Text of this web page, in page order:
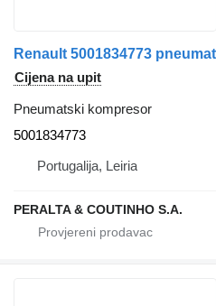
Cijena na upit
Pneumatski kompresor
5001834773
Portugalija, Leiria
PERALTA & COUTINHO S.A.